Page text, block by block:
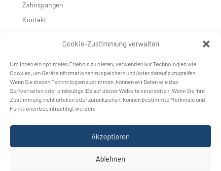
Cookie-Zustimmung verwalten
Um Ihnen ein optimales Erlebnis zu bieten, verwenden wir Technologien wie
Cookies, um Geräteinformationen zu speichern und/oder darauf zuzugreifen.
Wenn Sie diesen Technologien zustimmen, können wir Daten wie das
Surfverhalten oder eindeutige IDs auf dieser Website verarbeiten. Wenn Sie ihre
Zustimmung nicht erteilen oder zurückziehen, können bestimmte Merkmale und
Funktionen beeinträchtigt werden.
Akzeptieren
Ablehnen
Zahnspangen
Kontakt
Neueste Kommentare
Es sind keine Kommentare vorhanden.
3400 Klosterneuburg